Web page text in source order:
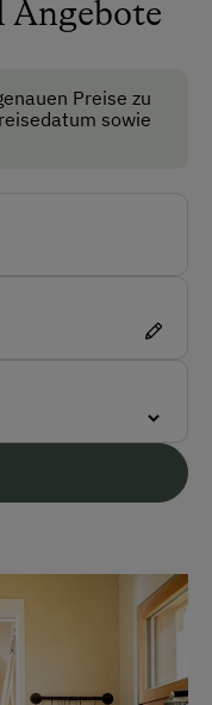
Angebote
Preise zu
sowie